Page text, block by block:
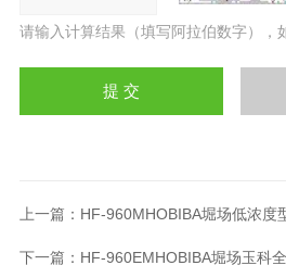
请输入计算结果（填写阿拉伯数字），
上一篇： HF-960MHOBIBA堀场低浓度
下一篇： HF-960EMHOBIBA堀场玉科全